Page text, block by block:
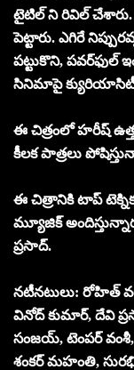
టైటిల్ ని రివిల్ చేశారు.
పెట్టారు. ఎగిరే
పట్టుకొని, పవర్‌ఫుల్‌
సినిమాపై క్యురియాసిటీ
ఈ చిత్రంలో హరీష్
కీలక పాత్రలు
ఈ చిత్రానికి టాప్
మ్యూజిక్
ప్రసాద్.
నటీనటులు: రోహిత్
వినోద్ కుమార్, దేవి
సంజయ్, టెంపర్
శంకర్ మహంతి,